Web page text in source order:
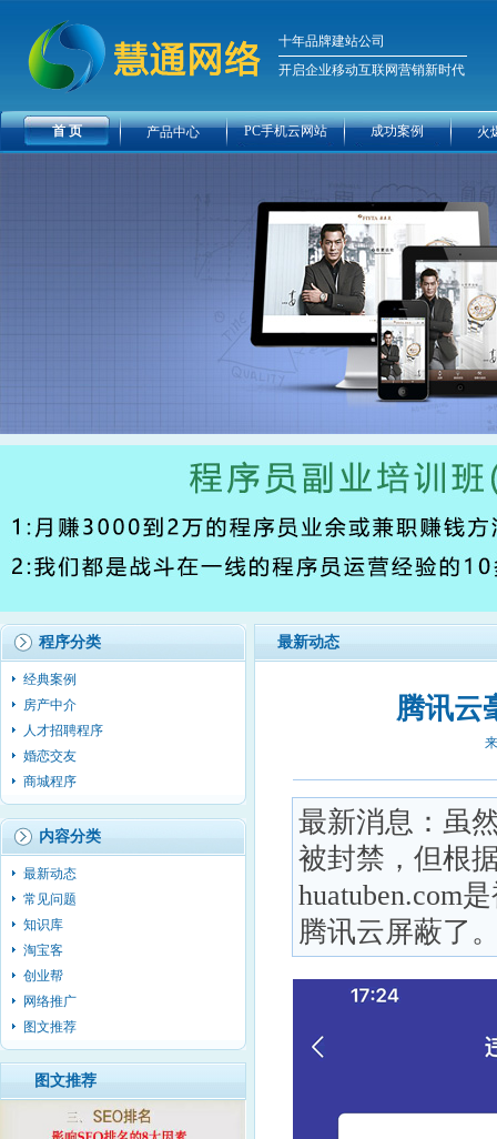
十年品牌建站公司
开启企业移动互联网营销新时代
首 页 产品中心 PC手机云网站 成功案例 火
程序分类
经典案例
房产中介
人才招聘程序
婚恋交友
商城程序
内容分类
最新动态
常见问题
知识库
淘宝客
创业帮
网络推广
图文推荐
图文推荐
最新动态
腾讯云
最新消息：虽
被封禁，但根
huatuben.com
腾讯云屏蔽了